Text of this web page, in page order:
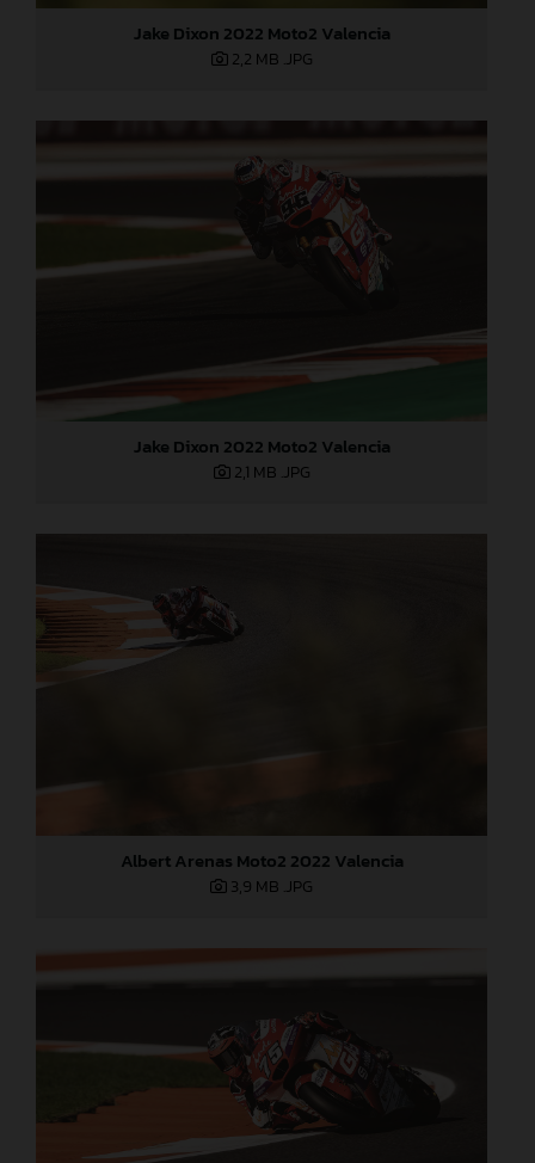
Jake Dixon 2022 Moto2 Valencia
2,2 MB .JPG
Jake Dixon 2022 Moto2 Valencia
2,1 MB .JPG
Albert Arenas Moto2 2022 Valencia
3,9 MB .JPG